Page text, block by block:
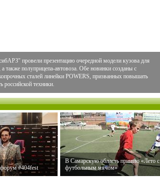
провели презентацию очередной модели кузова для
а также полуприцепа-автовоза. Обе новинки созданы с
сталей линейки POWERS, призванных повышать
российской техники.
#404fest
В Самарскую область пришло «Лето с
футбольным мячом»